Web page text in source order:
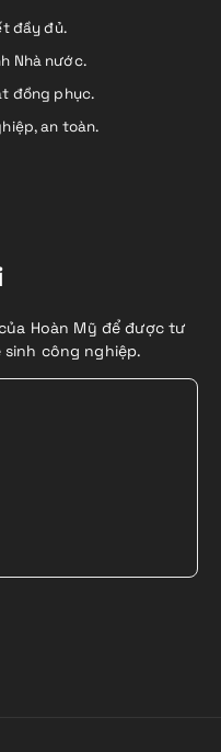
đầy đủ.
Nhà nước.
đồng phục.
an toàn.
Hoàn Mỹ để được tư
công nghiệp.